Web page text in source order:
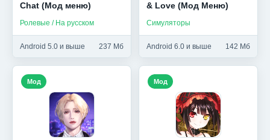
Chat (Мод меню)
Ролевые / На русском
Android 5.0 и выше 237 Мб
& Love (Мод Меню)
Симуляторы
Android 6.0 и выше 142 Мб
Мод Мод